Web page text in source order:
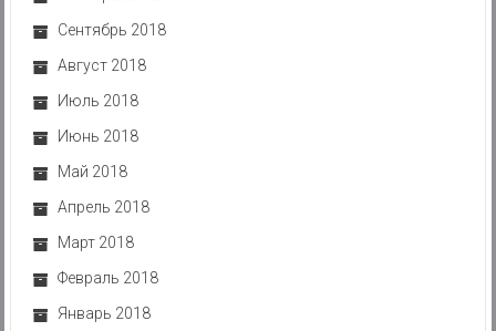
Сентябрь 2018
Август 2018
Июль 2018
Июнь 2018
Май 2018
Апрель 2018
Март 2018
Февраль 2018
Январь 2018